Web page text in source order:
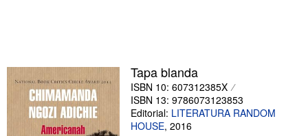
Vendedores
Comenzar a vender
Ayuda
Tapa blanda
ISBN 10: 607312385X
ISBN 13: 9786073123853
Editorial: LITERATURA RANDOM
HOUSE, 2016